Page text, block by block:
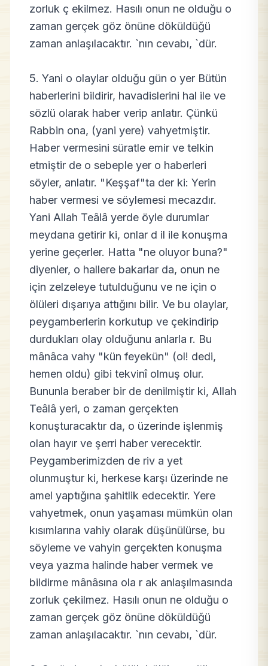
zorluk ç ekilmez. Hasılı onun ne olduğu o
zaman gerçek göz önüne döküldüğü
zaman anlaşılacaktır. `nın cevabı, `dür.
5. Yani o olaylar olduğu gün o yer Bütün
haberlerini bildirir, havadislerini hal ile ve
sözlü olarak haber verip anlatır. Çünkü
Rabbin ona, (yani yere) vahyetmiştir.
Haber vermesini süratle emir ve telkin
etmiştir de o sebeple yer o haberleri
söyler, anlatır. "Keşşaf"ta der ki: Yerin
haber vermesi ve söylemesi mecazdır.
Yani Allah Teâlâ yerde öyle durumlar
meydana getirir ki, onlar d il ile konuşma
yerine geçerler. Hatta "ne oluyor buna?"
diyenler, o hallere bakarlar da, onun ne
için zelzeleye tutulduğunu ve ne için o
ölüleri dışarıya attığını bilir. Ve bu olaylar,
peygamberlerin korkutup ve çekindirip
durdukları olay olduğunu anlarla r. Bu
mânâca vahy "kün feyekün" (ol! dedi,
hemen oldu) gibi tekvinî olmuş olur.
Bununla beraber bir de denilmiştir ki, Allah
Teâlâ yeri, o zaman gerçekten
konuşturacaktır da, o üzerinde işlenmiş
olan hayır ve şerri haber verecektir.
Peygamberimizden de riv a yet
olunmuştur ki, herkese karşı üzerinde ne
amel yaptığına şahitlik edecektir. Yere
vahyetmek, onun yaşaması mümkün olan
kısımlarına vahiy olarak düşünülürse, bu
söyleme ve vahyin gerçekten konuşma
veya yazma halinde haber vermek ve
bildirme mânâsına ola r ak anlaşılmasında
zorluk çekilmez. Hasılı onun ne olduğu o
zaman gerçek göz önüne döküldüğü
zaman anlaşılacaktır. `nın cevabı, `dür.